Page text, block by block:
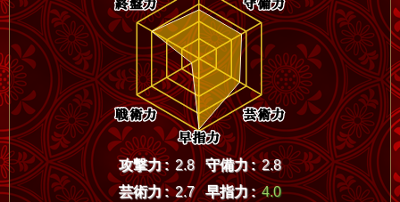
攻撃力 : 2.8 守備力 : 2.8
芸術力 : 2.7 早指力 : 4.0